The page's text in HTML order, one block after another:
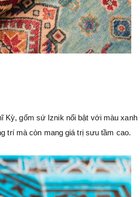
gốm sứ Iznik nổi bật với màu
trí mà còn mang giá trị sưu tầm cao.